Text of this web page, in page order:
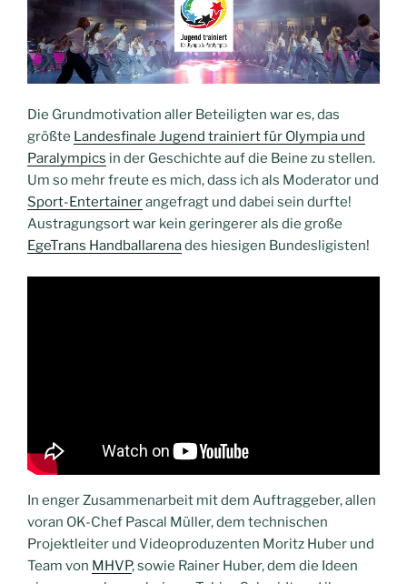
Die Grundmotivation aller Beteiligten war es, das
größte Landesfinale Jugend trainiert für Olympia und
Paralympics in der Geschichte auf die Beine zu stellen.
Um so mehr freute es mich, dass ich als Moderator und
Sport-Entertainerangefragt und dabei sein durfte!
Austragungsort war kein geringerer als die große
EgeTrans Handballarenades hiesigen Bundesligisten!
In enger Zusammenarbeit mit dem Auftraggeber, allen
voran OK-Chef Pascal Müller, dem technischen
Projektleiter und Videoproduzenten Moritz Huber und
Team von MHVP, sowie Rainer Huber, dem die Ideen